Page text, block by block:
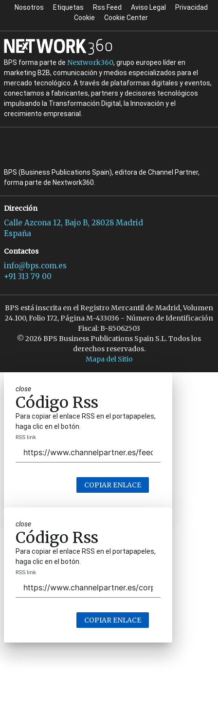
Nosotros Etiquetas Rss Feed Aviso Legal
Privacidad
Cookie
Cookie Center
BPS forma parte de Nextwork360, grupo europeo líder en
marketing B2B, comunicación y medios especializados para el
mercado tecnológico. A través de plataformas digitales y eventos,
conectamos a fabricantes, partners y decisores tecnológicos
impulsando la Transformación Digital, la Innovación y el
crecimiento empresarial.
BPS (Business Publications Spain), editora de Channel Partner,
forma parte de Nextwork360.
Dirección
Calle Azcona 12, Bajo B, 28028 Madrid
España
Contactos
info@bps.com.es
+91 313 79 00
BPS está inscrita en el Registro Mercantil de Madrid, Volumen
24.100, Folio 172, Página M-433036 - Número de Identificación
Fiscal: B-85062503
© 2026 BPS Business Publications Spain S.L. Todos los
derechos reservados.
Mapa del Sitio
close
Código Rss
Para copiar el enlace RSS en el portapapeles,
haga clic en el botón.
RSS link
COPIAR ENLACE
close
Código Rss
Para copiar el enlace RSS en el portapapeles,
haga clic en el botón.
RSS link
COPIAR ENLACE